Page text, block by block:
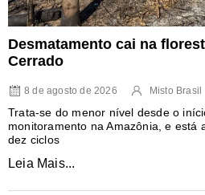
Desmatamento cai na
Cerrado
8 de agosto de 2026 Misto Brasil
Trata-se do menor nível desde o
monitoramento na Amazônia, e está
dez ciclos
Leia Mais...